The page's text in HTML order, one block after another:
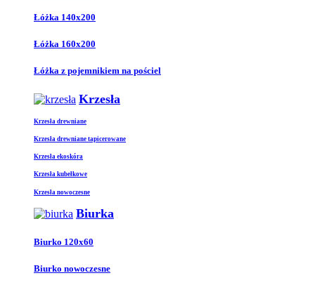
Łóżka 140x200
Łóżka 160x200
Łóżka z pojemnikiem na pościel
Krzesła
Krzesła drewniane
Krzesła drewniane tapicerowane
Krzesła ekoskóra
Krzesła kubełkowe
Krzesła nowoczesne
Biurka
Biurko 120x60
Biurko nowoczesne